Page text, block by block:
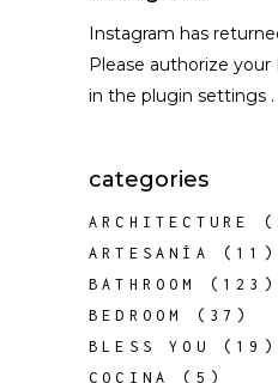
Instagram has
Please authorize
in the plugin settings .
categories
ARCHITECTURE
ARTESANÍA
(11)
BATHROOM
(123)
BEDROOM
(37)
BLESS YOU
(19)
COCINA
(5)